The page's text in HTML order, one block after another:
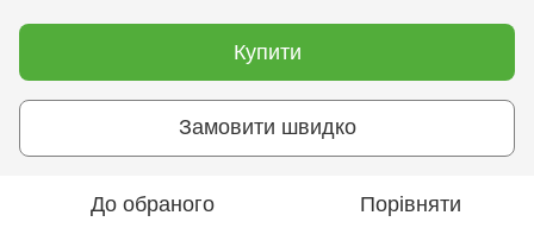
Купити
Замовити швидко
До обраного Порівняти